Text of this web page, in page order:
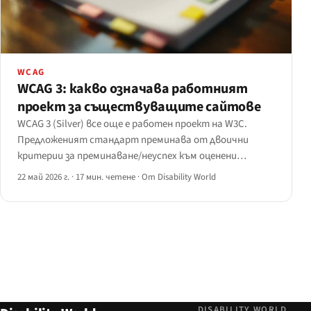
WCAG
WCAG 3: какво означава работният
проект за съществуващите сайтове
WCAG 3 (Silver) все още е работен проект на W3C.
Предложеният стандарт преминава от двоични
критерии за преминаване/неуспех към оценени
резултати, въвежда нива на съответствие бронз/
когнитивните, гласовите и AAC модалности.
22 май 2026 г. · 17 мин. четене ·От Disability World